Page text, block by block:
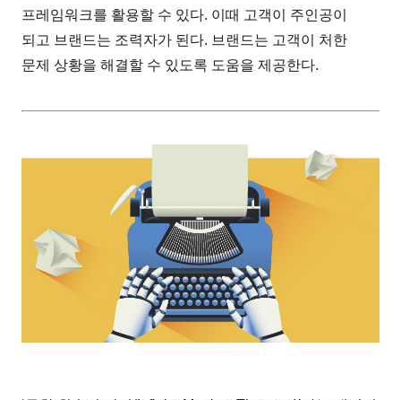
프레임워크를 활용할 수 있다. 이때 고객이 주인공이
되고 브랜드는 조력자가 된다. 브랜드는 고객이 처한
문제 상황을 해결할 수 있도록 도움을 제공한다.